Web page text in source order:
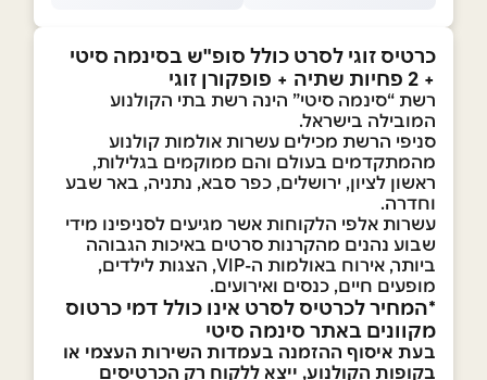
כרטיס זוגי לסרט כולל סופ"ש בסינמה סיטי
+ 2 פחיות שתיה + פופקורן זוגי
רשת “סינמה סיטי” הינה רשת בתי הקולנוע
המובילה בישראל.
סניפי הרשת מכילים עשרות אולמות קולנוע
מהמתקדמים בעולם והם ממוקמים בגלילות,
ראשון לציון, ירושלים, כפר סבא, נתניה, באר שבע
וחדרה.
עשרות אלפי הלקוחות אשר מגיעים לסניפינו מידי
שבוע נהנים מהקרנות סרטים באיכות הגבוהה
ביותר, אירוח באולמות ה-VIP, הצגות לילדים,
מופעים חיים, כנסים ואירועים.
*המחיר לכרטיס לסרט אינו כולל דמי כרטוס
מקוונים באתר סינמה סיטי
בעת איסוף ההזמנה בעמדות השירות העצמי או
בקופות הקולנוע, ייצא ללקוח רק הכרטיסים